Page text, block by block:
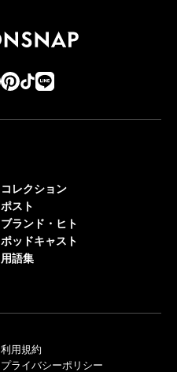
コレクション
ポスト
ブランド・ヒト
ポッドキャスト
用語集
利用規約
プライバシーポリシー